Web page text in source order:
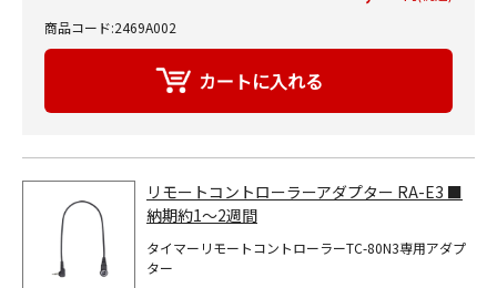
商品コード:2469A002
リモートコントローラーアダプター RA-E3 ■
納期約1～2週間
タイマーリモートコントローラーTC-80N3専用アダプ
ター